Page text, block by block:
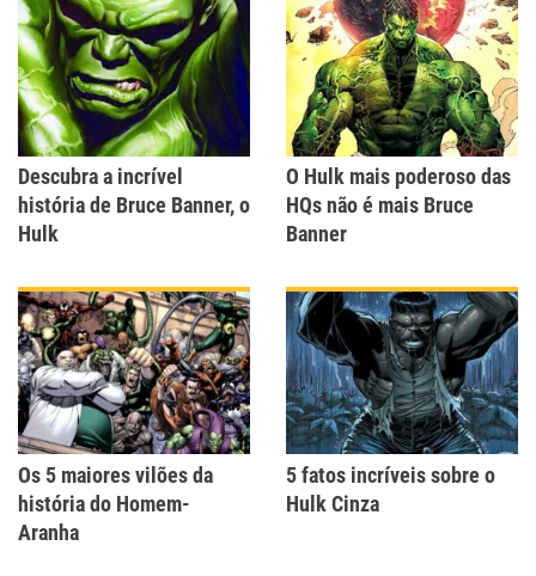
Descubra a incrível
história de Bruce Banner, o
Hulk
O Hulk mais poderoso das
HQs não é mais Bruce
Banner
Os 5 maiores vilões da
história do Homem-
Aranha
5 fatos incríveis sobre o
Hulk Cinza